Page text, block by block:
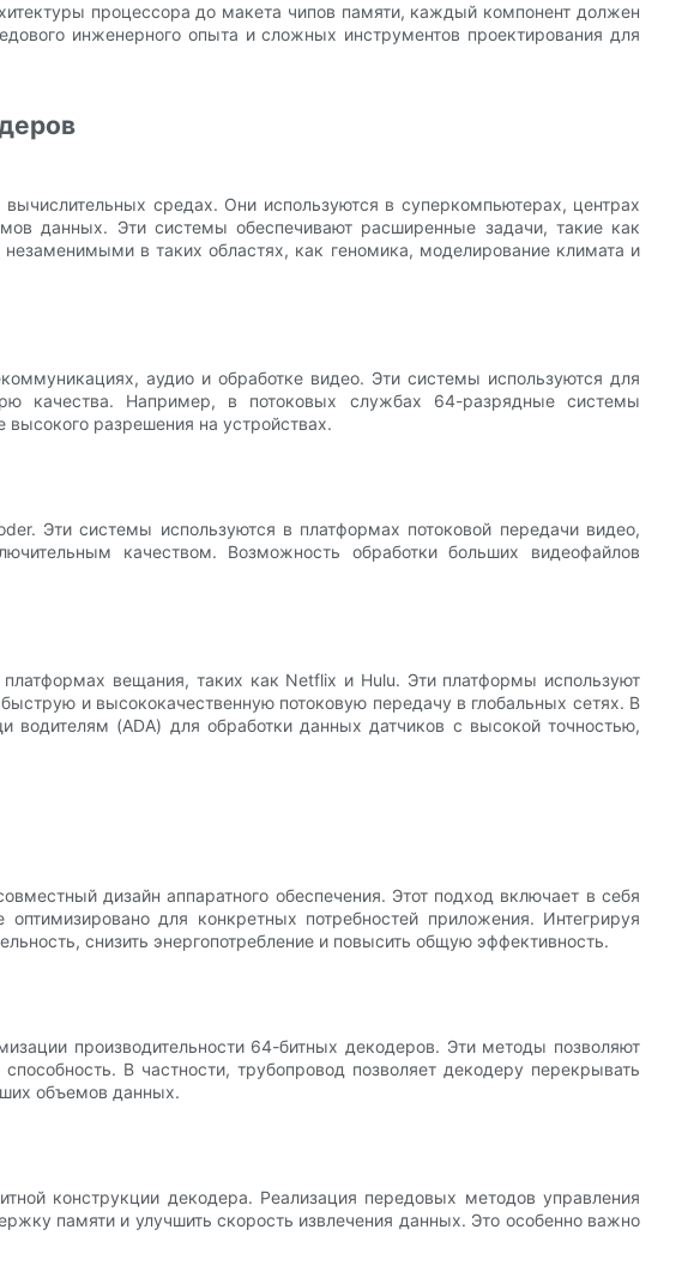
процессора до макета чипов памяти, каждый компонент должен
инженерного опыта и сложных инструментов проектирования для
средах. Они используются в суперкомпьютерах, центрах
данных. Эти системы обеспечивают расширенные задачи, такие как
в таких областях, как геномика, моделирование климата и
аудио и обработке видео. Эти системы используются для
качества. Например, в потоковых службах 64-разрядные системы
высокого разрешения на устройствах.
Эти системы используются в платформах потоковой передачи видео,
качеством. Возможность обработки больших видеофайлов
вещания, таких как Netflix и Hulu. Эти платформы используют
и высококачественную потоковую передачу в глобальных сетях. В
(ADA) для обработки данных датчиков с высокой точностью,
дизайн аппаратного обеспечения. Этот подход включает в себя
для конкретных потребностей приложения. Интегрируя
снизить энергопотребление и повысить общую эффективность.
производительности 64-битных декодеров. Эти методы позволяют
В частности, трубопровод позволяет декодеру перекрывать
объемов данных.
конструкции декодера. Реализация передовых методов управления
памяти и улучшить скорость извлечения данных. Это особенно важно